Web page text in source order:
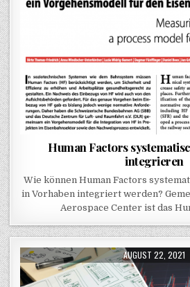
Human Factors
integrieren
Wie können Human Factors
in Vorhaben integriert werden?
Aerospace Center ist das
PUBLISHED DATE:
AUGUST 22, 2021